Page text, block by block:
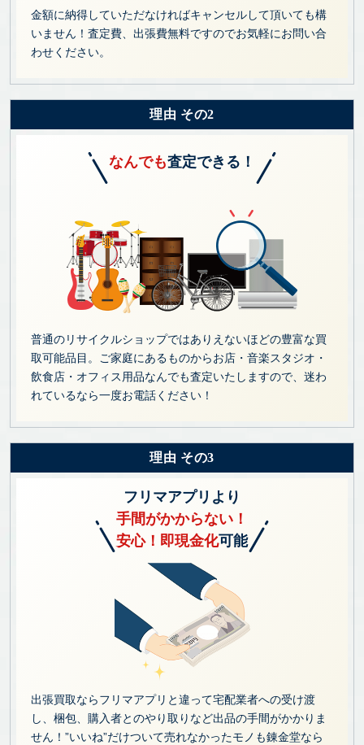
金額に納得していただなければキャンセルして頂いても構
いません！査定費、出張費無料ですのでお気軽にお問い合
わせください。
理由 その2
なんでも査定できる！
普通のリサイクルショップではありえないほどの豊富な買
取可能品目。ご家庭にあるものからお店・音楽スタジオ・
飲食店・オフィス用品なんでも査定いたしますので、迷わ
れているなら一度お電話ください！
理由 その3
フリマアプリより
手間がかからない！
安心！即現金化可能
出張買取ならフリマアプリと違って宅配業者への受け渡
し、梱包、購入者とのやり取りなど出品の手間がかかりま
せん！”いいね”だけついて売れなかったモノも錬金堂なら